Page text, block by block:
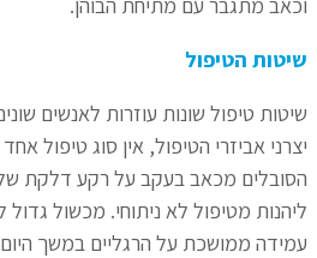
שיטות הטיפול
שיטות טיפול שונות עוזרות לאנשים
יצרני אביזרי הטיפול, אין סוג טיפול
הסובלים מכאב בעקב על רקע דלקת של
ליהנות מטיפול לא ניתוחי. מכשול
עמידה ממושכת על הרגליים במשך